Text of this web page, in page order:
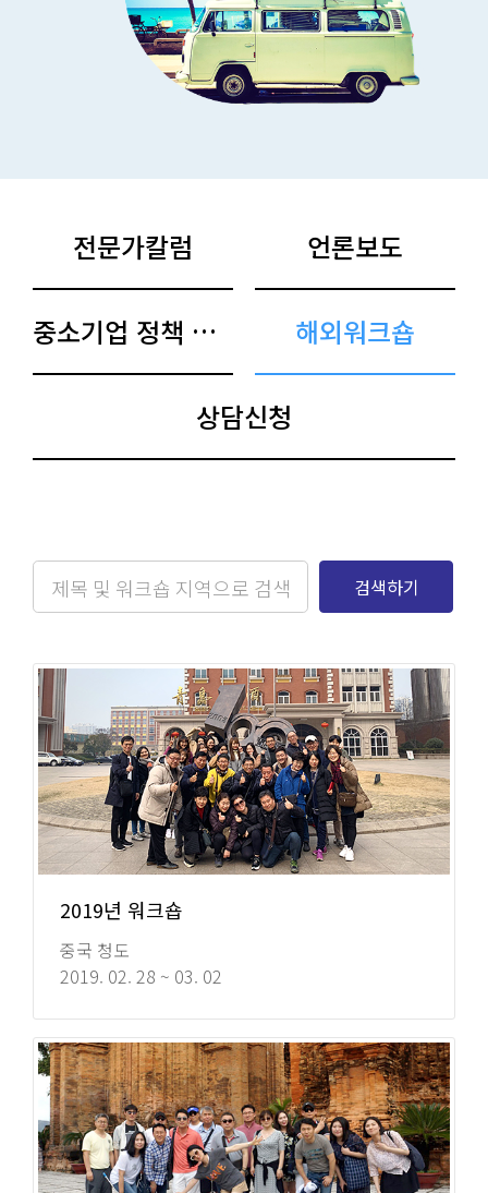
전문가칼럼 언론보도
중소기업 정책 아카이브 해외워크숍
상담신청
검색하기
2019년 워크숍
중국 청도
2019. 02. 28 ~ 03. 02